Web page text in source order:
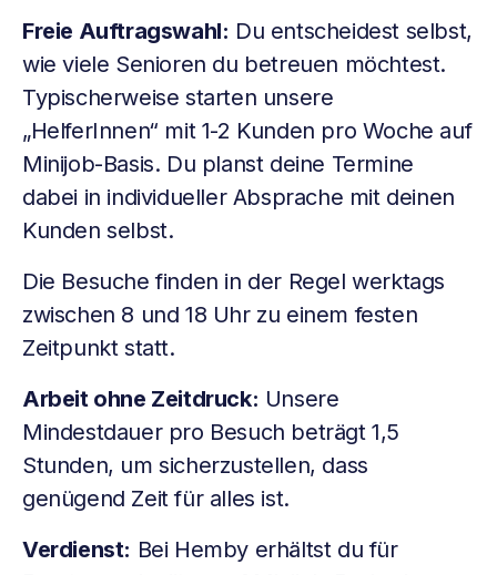
Freie Auftragswahl: Du entscheidest selbst,
wie viele Senioren du betreuen möchtest.
Typischerweise starten unsere
„HelferInnen“ mit 1-2 Kunden pro Woche auf
Minijob-Basis. Du planst deine Termine
dabei in individueller Absprache mit deinen
Kunden selbst.
Die Besuche finden in der Regel werktags
zwischen 8 und 18 Uhr zu einem festen
Zeitpunkt statt.
Arbeit ohne Zeitdruck: Unsere
Mindestdauer pro Besuch beträgt 1,5
Stunden, um sicherzustellen, dass
genügend Zeit für alles ist.
Verdienst: Bei Hemby erhältst du für